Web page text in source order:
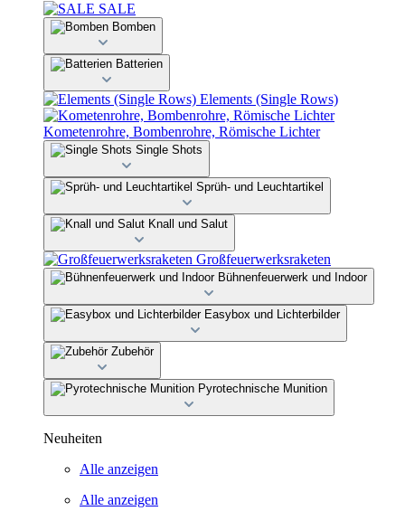
SALE
Bomben
Batterien
Elements (Single Rows)
Kometenrohre, Bombenrohre, Römische Lichter
Single Shots
Sprüh- und Leuchtartikel
Knall und Salut
Großfeuerwerksraketen
Bühnenfeuerwerk und Indoor
Easybox und Lichterbilder
Zubehör
Pyrotechnische Munition
Neuheiten
Alle anzeigen
Alle anzeigen